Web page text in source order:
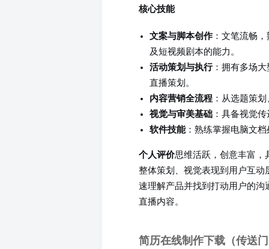
核心技能
文案与脚本创作 ：文笔流畅
及短视频剧本的能力。
活动策划与执行：拥有多场
直播策划。
内容营销全流程 ：从选题策
视觉与审美基础 ：具备视觉
软件技能：熟练掌握电脑文档
个人评价思维活跃，创意丰富，
整体策划、视觉表现到用户互
速理解产品并找到打动用户的
直播内容。
简历在线制作下载（传送